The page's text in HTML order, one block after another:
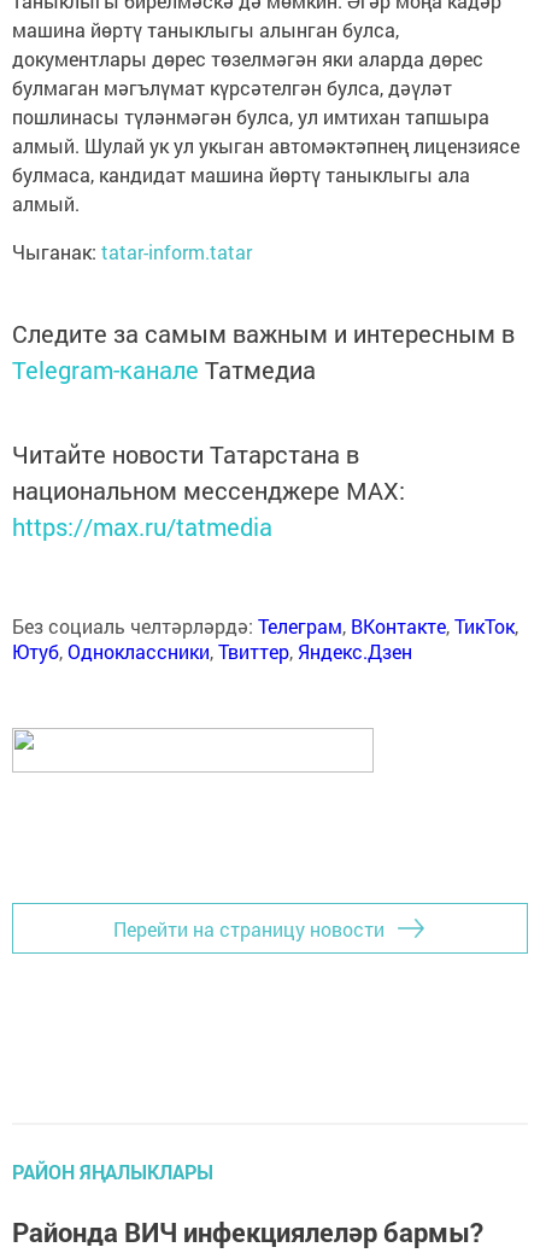
машина йөртү таныклыгы алынган булса,
документлары дөрес төзелмәгән яки аларда дөрес
булмаган мәгълүмат күрсәтелгән булса, дәүләт
пошлинасы түләнмәгән булса, ул имтихан тапшыра
алмый. Шулай ук ул укыган автомәктәпнең лицензиясе
булмаса, кандидат машина йөртү таныклыгы ала
алмый.
Чыганак: tatar-inform.tatar
Следите за самым важным и интересным в
Telegram-канале Татмедиа
Читайте новости Татарстана в
национальном мессенджере MАХ:
https://max.ru/tatmedia
Без социаль челтәрләрдә: Телеграм, ВКонтакте,ТикТок,
Ютуб,Одноклассники,Твиттер, Яндекс.Дзен
Перейти на страницу новости
РАЙОН ЯҢАЛЫКЛАРЫ
Районда ВИЧ инфекциялеләр бармы?